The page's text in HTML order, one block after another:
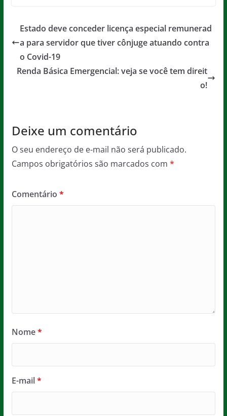
e
b
o
o
er l s
A
p
a
g
Estado deve conceder licença especial remunerad
a para servidor que tiver cônjuge atuando contra
o Covid-19
Renda Básica Emergencial: veja se você tem direit
o!
Deixe um comentário
O seu endereço de e-mail não será publicado.
Campos obrigatórios são marcados com *
Comentário *
Nome*
E-mail*